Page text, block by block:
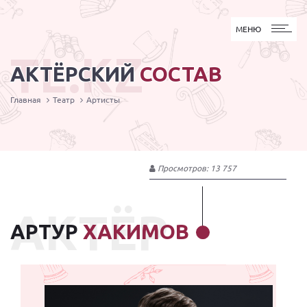
МЕНЮ
МЕНЮ
АКТЁРСКИЙ СОСТАВ
TL.KZ
Главная Театр Артисты
Просмотров: 13 757
АРТУР ХАКИМОВ
АКТЁР